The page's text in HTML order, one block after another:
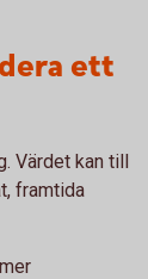
ett
Värdet kan till
framtida